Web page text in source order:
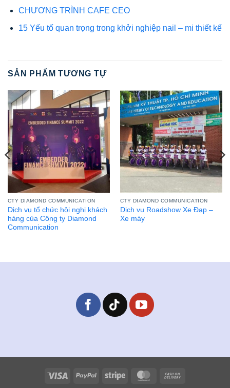
CHƯƠNG TRÌNH CAFE CEO
15 Yếu tố quan trọng trong khởi nghiệp nail – mi thiết kế
SẢN PHẨM TƯƠNG TỰ
CTY DIAMOND COMMUNICATION
Dịch vụ tổ chức hội nghị khách
hàng của Công ty Diamond
Communication
CTY DIAMOND COMMUNICATION
Dịch vụ Roadshow Xe Đạp –
Xe máy
Visa PayPal Stripe MasterCard